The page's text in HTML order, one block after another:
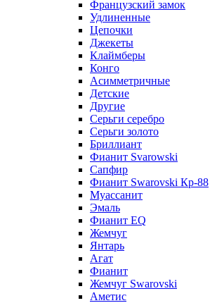
Французский замок
Удлиненные
Цепочки
Джекеты
Клаймберы
Конго
Асимметричные
Детские
Другие
Серьги серебро
Серьги золото
Бриллиант
Фианит Svarowski
Сапфир
Фианит Swarovski Кр-88
Муассанит
Эмаль
Фианит EQ
Жемчуг
Янтарь
Агат
Фианит
Жемчуг Swarovski
Аметис